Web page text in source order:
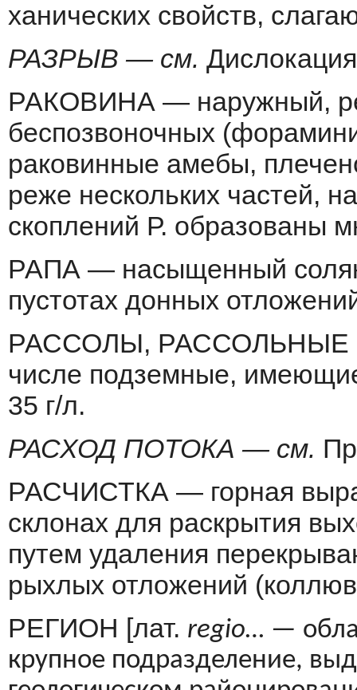
ханических свойств,
РАЗРЫВ — см.
РАКОВИНА — наружный,
беспоз­воночных
раковинные амебы,
реже нескольких частей,
скоплений Р. образованы
РАПА — насыщенный
пусто­тах донных
РАССОЛЫ, РАССОЛЬНЫЕ
числе подземные,
35 г/л.
РАСХОД ПОТОКА — см.
РАСЧИСТКА — горная
склонах для раскрытия
путем удаления
рыхлых отложений
РЕГИОН [лат. regio… —
крупное подразделение,